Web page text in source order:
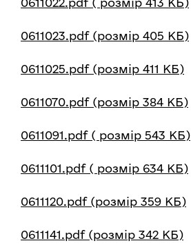
0611023.pdf (розмір 405 КБ)
0611025.pdf (розмір 411 КБ)
0611070.pdf (розмір 384 КБ)
0611091.pdf ( розмір 543 КБ)
0611101.pdf ( розмір 634 КБ)
0611120.pdf (розмір 359 КБ)
0611141.pdf (розмір 342 КБ)